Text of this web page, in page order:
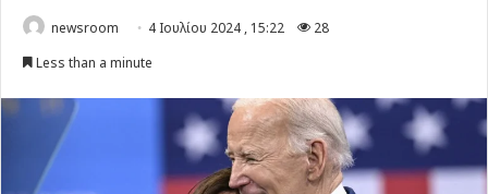
newsroom 4 Ιουλίου 2024 , 15:22
28
Less than a minute